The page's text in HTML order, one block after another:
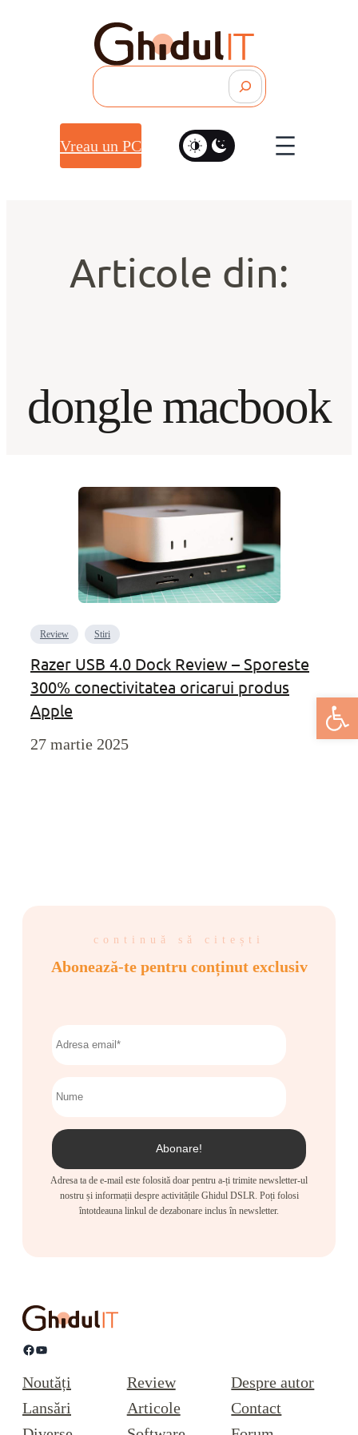
Deschide
Vreau un PC
Articole din:
dongle macbook
Review Stiri
Razer USB 4.0 Dock Review – Sporeste
300% conectivitatea oricarui produs
Apple
27 martie 2025
continuă să citești
Abonează-te pentru conținut exclusiv
Adresa ta de e-mail este folosită doar pentru a-ți trimite newsletter-ul
nostru și informații despre activitățile Ghidul DSLR. Poți folosi
întotdeauna linkul de dezabonare inclus în newsletter.
Facebook YouTube
Noutăți
Lansări
Review
Articole
Despre autor
Contact